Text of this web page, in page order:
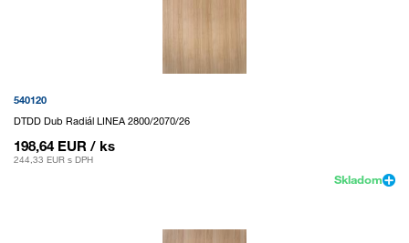
540120
DTDD Dub Radiál LINEA 2800/2070/26
198,64 EUR / ks
244,33 EUR s DPH
Skladom